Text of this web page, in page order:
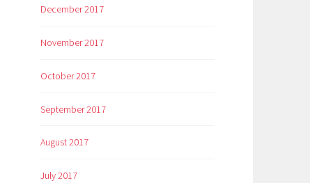
December 2017
November 2017
October 2017
September 2017
August 2017
July 2017